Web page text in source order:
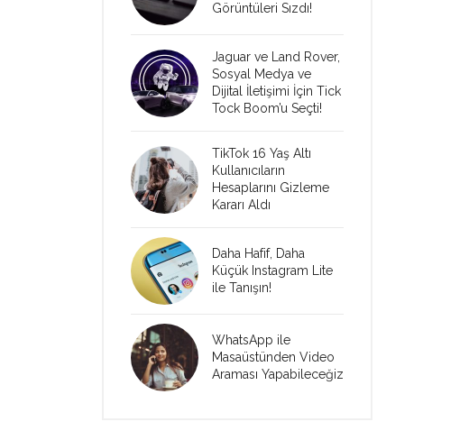
Görüntüleri Sızdı!
Jaguar ve Land Rover,
Sosyal Medya ve
Dijital İletişimi İçin Tick
Tock Boom’u Seçti!
TikTok 16 Yaş Altı
Kullanıcıların
Hesaplarını Gizleme
Kararı Aldı
Daha Hafif, Daha
Küçük Instagram Lite
ile Tanışın!
WhatsApp ile
Masaüstünden Video
Araması Yapabileceğiz